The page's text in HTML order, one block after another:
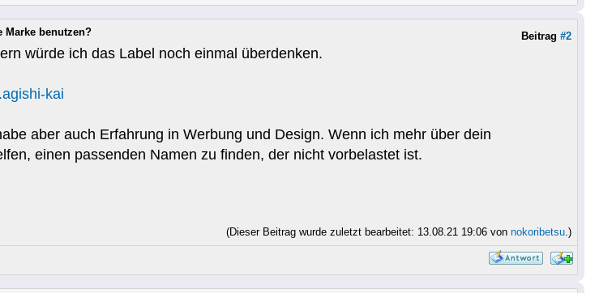
Beitrag #2
Marke benutzen?
würde ich das Label noch einmal überdenken.
kai
aber auch Erfahrung in Werbung und Design. Wenn ich mehr über dein
einen passenden Namen zu finden, der nicht vorbelastet ist.
(Dieser Beitrag wurde zuletzt bearbeitet: 13.08.21 19:06 von nokoribetsu.)